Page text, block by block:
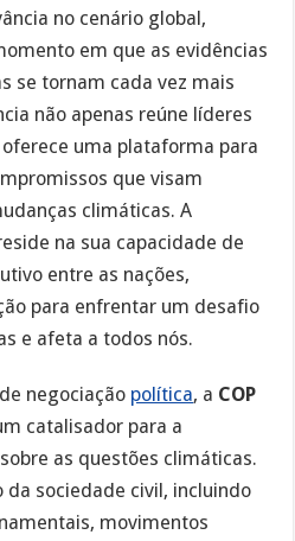
no cenário global,
em que as evidências
se tornam cada vez mais
não apenas reúne líderes
uma plataforma para
que visam
climáticas. A
na sua capacidade de
entre as nações,
para enfrentar um desafio
e afeta a todos nós.
negociação política, a COP
catalisador para a
as questões climáticas.
da sociedade civil, incluindo
movimentos